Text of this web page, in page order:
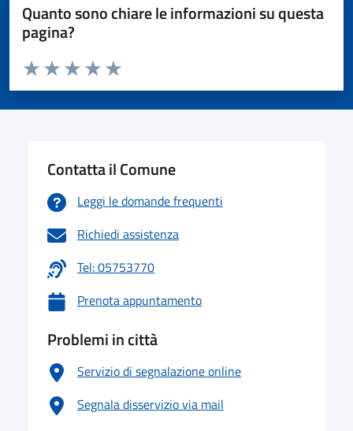
Quanto sono chiare le informazioni su questa
pagina?
Valuta da 1 a 5 stelle la pagina
Valuta 5 stelle su 5
Valuta 4 stelle su 5
Valuta 3 stelle su 5
Valuta 2 stelle su 5
Valuta 1 stelle su 5
Contatta il Comune
Leggi le domande frequenti
Richiedi assistenza
Tel: 05753770
Prenota appuntamento
Problemi in città
Servizio di segnalazione online
Segnala disservizio via mail